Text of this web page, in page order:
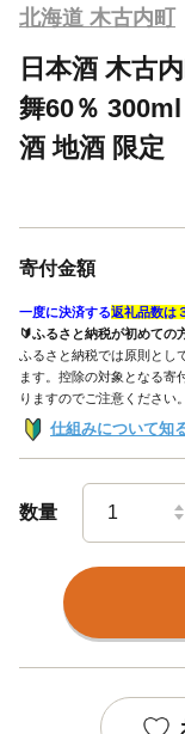
北海道 木古内町
日本酒 木古
舞60％
酒 地酒 限定
寄付金額
一度に決済する返礼品数は
🔰ふるさと納税が初めての
ふるさと納税では原則とし
ます。控除の対象となる寄
りますのでご注意ください。
仕組みについて知
数量